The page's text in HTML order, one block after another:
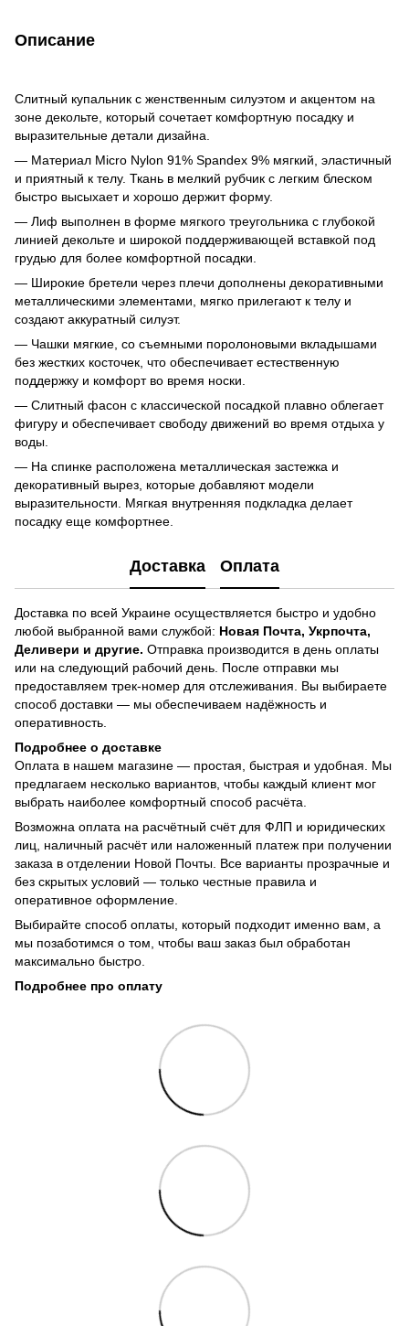
Описание
Слитный купальник с женственным силуэтом и акцентом на
зоне декольте, который сочетает комфортную посадку и
выразительные детали дизайна.
— Материал Micro Nylon 91% Spandex 9% мягкий, эластичный
и приятный к телу. Ткань в мелкий рубчик с легким блеском
быстро высыхает и хорошо держит форму.
— Лиф выполнен в форме мягкого треугольника с глубокой
линией декольте и широкой поддерживающей вставкой под
грудью для более комфортной посадки.
— Широкие бретели через плечи дополнены декоративными
металлическими элементами, мягко прилегают к телу и
создают аккуратный силуэт.
— Чашки мягкие, со съемными поролоновыми вкладышами
без жестких косточек, что обеспечивает естественную
поддержку и комфорт во время носки.
— Слитный фасон с классической посадкой плавно облегает
фигуру и обеспечивает свободу движений во время отдыха у
воды.
— На спинке расположена металлическая застежка и
декоративный вырез, которые добавляют модели
выразительности. Мягкая внутренняя подкладка делает
посадку еще комфортнее.
Доставка Оплата
Доставка по всей Украине осуществляется быстро и удобно
любой выбранной вами службой: Новая Почта, Укрпочта,
Деливери и другие. Отправка производится в день оплаты
или на следующий рабочий день. После отправки мы
предоставляем трек-номер для отслеживания. Вы выбираете
способ доставки — мы обеспечиваем надёжность и
оперативность.
Подробнее о доставке
Оплата в нашем магазине — простая, быстрая и удобная. Мы
предлагаем несколько вариантов, чтобы каждый клиент мог
выбрать наиболее комфортный способ расчёта.
Возможна оплата на расчётный счёт для ФЛП и юридических
лиц, наличный расчёт или наложенный платеж при получении
заказа в отделении Новой Почты. Все варианты прозрачные и
без скрытых условий — только честные правила и
оперативное оформление.
Выбирайте способ оплаты, который подходит именно вам, а
мы позаботимся о том, чтобы ваш заказ был обработан
максимально быстро.
Подробнее про оплату